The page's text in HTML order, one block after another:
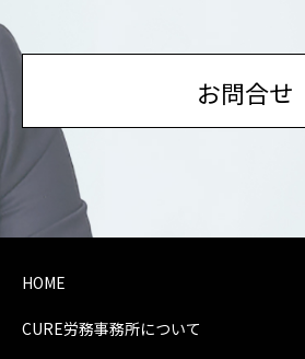
お問合せ
HOME
CURE労務事務所について